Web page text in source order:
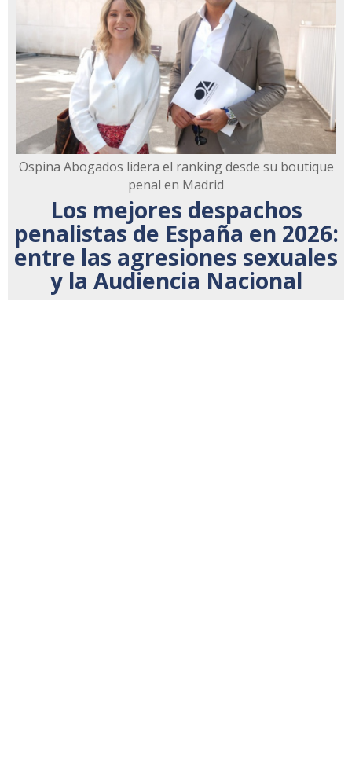
Ospina Abogados lidera el ranking desde su boutique
penal en Madrid
Los mejores despachos
penalistas de España en 2026:
entre las agresiones sexuales
y la Audiencia Nacional